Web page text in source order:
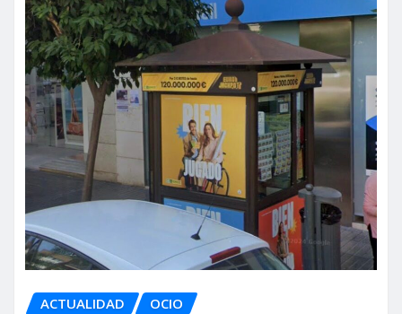
ACTUALIDAD OCIO